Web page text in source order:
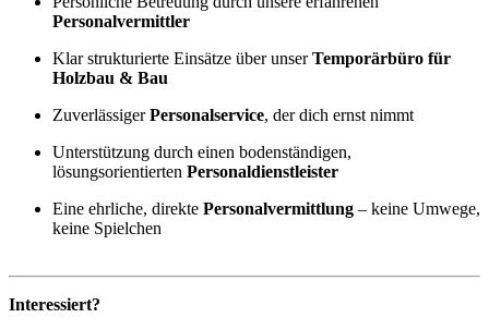
Personalvermittler
Klar strukturierte Einsätze über unserTemporärbüro für
Holzbau & Bau
ZuverlässigerPersonalservice, der dich ernst nimmt
Unterstützung durch einen bodenständigen,
lösungsorientierten Personaldienstleister
Eine ehrliche, direkte Personalvermittlung – keine Umwege,
keine Spielchen
Interessiert?